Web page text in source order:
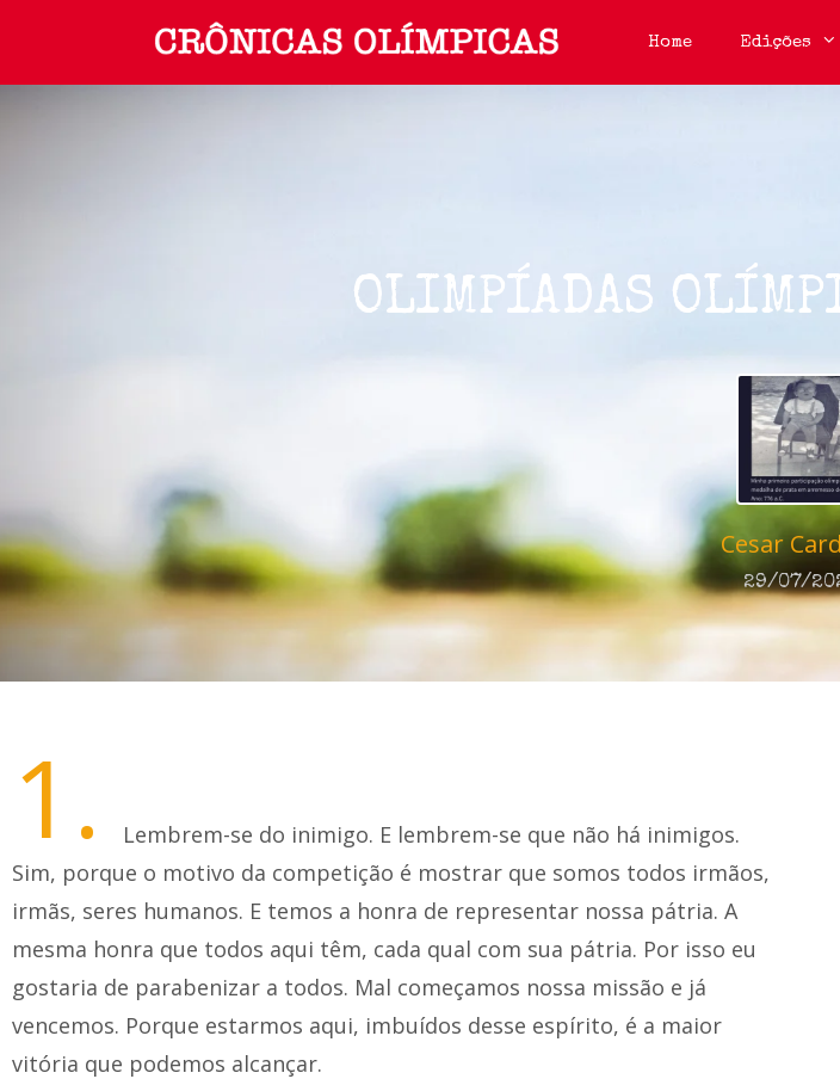
Home Edições
OLIMPÍADAS
Cesar
29/07/
1.
Lembrem-se do inimigo. E lembrem-se que não há inimigos.
Sim, porque o motivo da competição é mostrar que somos todos irmãos,
irmãs, seres humanos. E temos a honra de representar nossa pátria. A
mesma honra que todos aqui têm, cada qual com sua pátria. Por isso eu
gostaria de parabenizar a todos. Mal começamos nossa missão e já
vencemos. Porque estarmos aqui, imbuídos desse espírito, é a maior
vitória que podemos alcançar.